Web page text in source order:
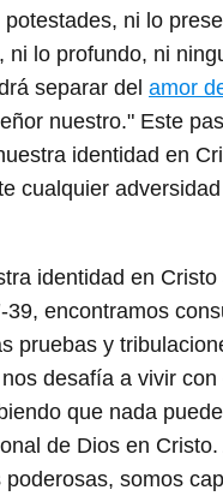
ni lo
ni lo profundo, ni
separar del amor
nuestro." Este
identidad en
cualquier
identidad en
39, encontramos
pruebas y
desafía a vivir
que nada
de Dios en
somos